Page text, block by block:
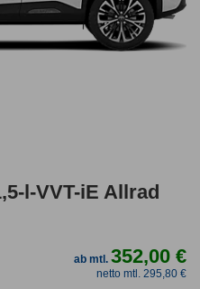
l-VVT-iE Allrad
ab mtl.352,00 €
netto mtl. 295,80 €